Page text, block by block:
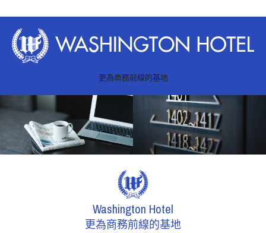
更為商務前線的基地
Washington Hotel
更為商務前線的基地